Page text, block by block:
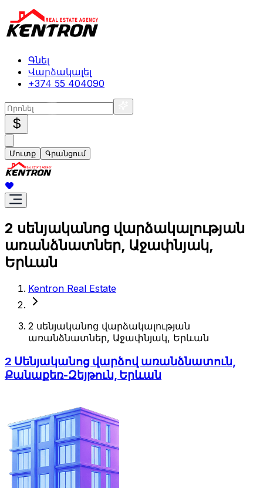
Գնել
Վարձակալել
+374 55 404090
$
Մուտք Գրանցում
2 սենյականոց վարձակալության
առանձնատներ, Աջափնյակ,
Երևան
Kentron Real Estate
2 սենյականոց վարձակալության
առանձնատներ, Աջափնյակ, Երևան
2 Սենյականոց վարձով առանձնատուն,
Քանաքեռ-Զեյթուն, Երևան